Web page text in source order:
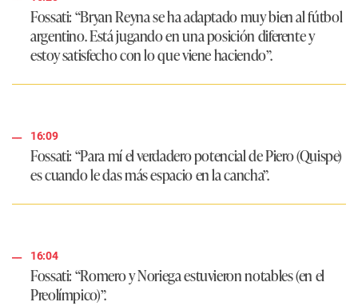
Fossati: “Bryan Reyna se ha adaptado muy bien al fútbol
argentino. Está jugando en una posición diferente y
estoy satisfecho con lo que viene haciendo”.
16:09
Fossati: “Para mí el verdadero potencial de Piero (Quispe)
es cuando le das más espacio en la cancha”.
16:04
Fossati: “Romero y Noriega estuvieron notables (en el
Preolímpico)”.